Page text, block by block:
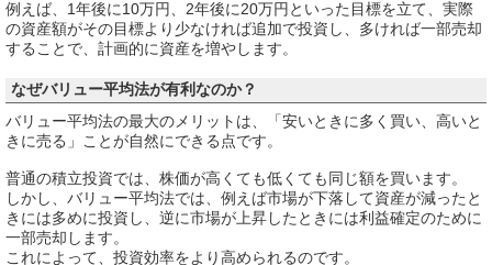
例えば、1年後に10万円、2年後に20万円といった目標を立て、実際
の資産額がその目標より少なければ追加で投資し、多ければ一部売却
することで、計画的に資産を増やします。
なぜバリュー平均法が有利なのか？
バリュー平均法の最大のメリットは、「安いときに多く買い、高いと
きに売る」ことが自然にできる点です。
普通の積立投資では、株価が高くても低くても同じ額を買います。
しかし、バリュー平均法では、例えば市場が下落して資産が減ったと
きには多めに投資し、逆に市場が上昇したときには利益確定のために
一部売却します。
これによって、投資効率をより高められるのです。